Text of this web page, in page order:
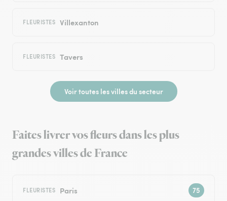
FLEURISTES Villexanton
FLEURISTES Tavers
Voir toutes les villes du secteur
Faites livrer vos fleurs dans les plus
grandes villes de France
FLEURISTES Paris